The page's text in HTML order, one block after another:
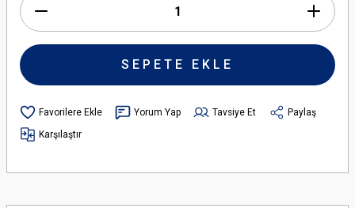
SEPETE EKLE
Yorum Yap Tavsiye Et
Paylaş
Karşılaştır